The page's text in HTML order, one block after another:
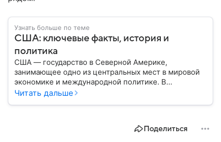
Узнать больше по теме
США: ключевые факты, история и
политика
США — государство в Северной Америке,
занимающее одно из центральных мест в мировой
экономике и международной политике. В
материале — основные сведения об этой стране.
Читать дальше
Поделиться